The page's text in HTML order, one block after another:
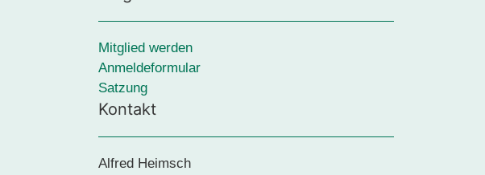
Mitglied werden
Anmeldeformular
Satzung
Kontakt
Alfred Heimsch